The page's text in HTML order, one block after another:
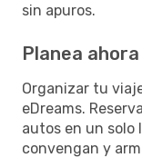
sin apuros.
Planea
Organizar tu
eDreams.
autos en un solo
convengan y